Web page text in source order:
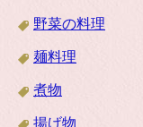
野菜の料理
麺料理
煮物
揚げ物